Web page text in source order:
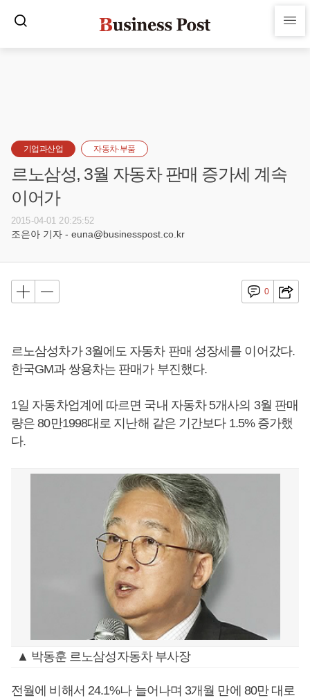
기업과산업 자동차·부품
르노삼성, 3월 자동차 판매 증가세 계속
이어가
2015-04-01 20:25:52
조은아 기자 - euna@businesspost.co.kr
0
르노삼성차가 3월에도 자동차 판매 성장세를 이어갔다.
한국GM과 쌍용차는 판매가 부진했다.
1일 자동차업계에 따르면 국내 자동차 5개사의 3월 판매
량은 80만1998대로 지난해 같은 기간보다 1.5% 증가했
다.
▲ 박동훈 르노삼성자동차 부사장
전월에 비해서 24.1%나 늘어나며 3개월 만에 80만 대로